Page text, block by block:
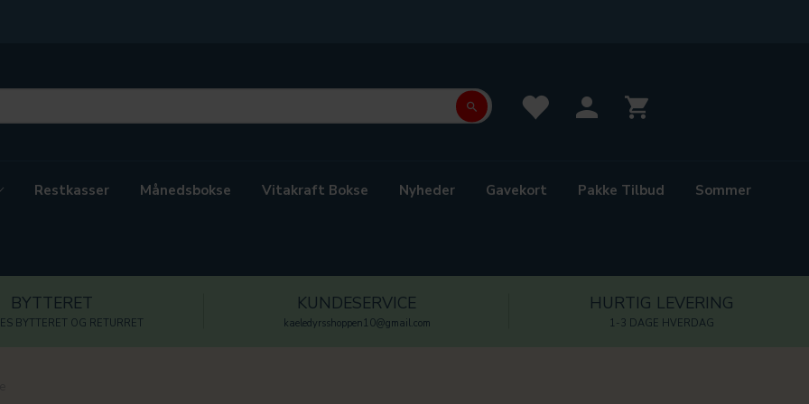
Restkasser Månedsbokse Vitakraft Bokse Nyheder Gavekort Pakke Tilbud Sommer
BYTTERET
BYTTERET OG RETURRET
KUNDESERVICE
kaeledyrsshoppen10@gmail.com
HURTIG LEVERING
1-3 DAGE HVERDAG